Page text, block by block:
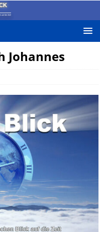
auf die Zeit!
Johannes